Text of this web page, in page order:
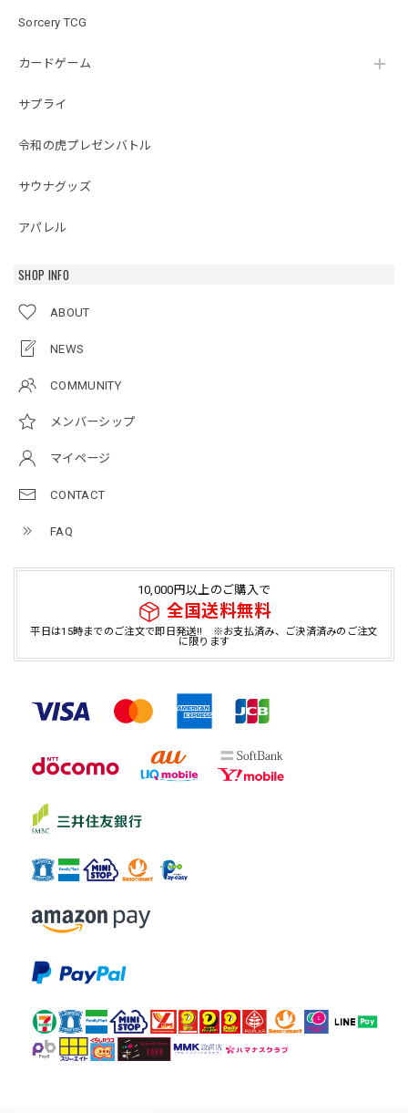
Sorcery TCG
カードゲーム
サプライ
令和の虎プレゼンバトル
サウナグッズ
アパレル
SHOP INFO
ABOUT
NEWS
COMMUNITY
メンバーシップ
マイページ
CONTACT
FAQ
10,000円以上のご購入で
全国送料無料
平日は15時までのご注文で即日発送!! ※お支払済み、ご決済済みのご注文
に限ります